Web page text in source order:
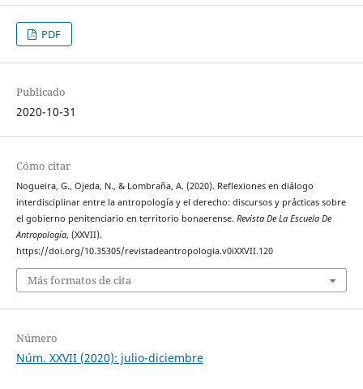
PDF
Publicado
2020-10-31
Cómo citar
Nogueira, G., Ojeda, N., & Lombraña, A. (2020). Reflexiones en diálogo
interdisciplinar entre la antropología y el derecho: discursos y prácticas sobre
el gobierno penitenciario en territorio bonaerense. Revista De La Escuela De
Antropología, (XXVII).
https://doi.org/10.35305/revistadeantropologia.v0iXXVII.120
Más formatos de cita
Número
Núm. XXVII (2020): julio-diciembre